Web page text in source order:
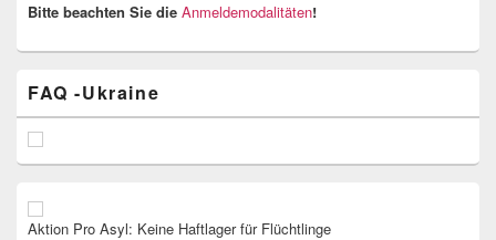
Bitte beachten Sie die Anmeldemodalitäten!
FAQ -Ukraine
Aktion Pro Asyl: Keine Haftlager für Flüchtlinge